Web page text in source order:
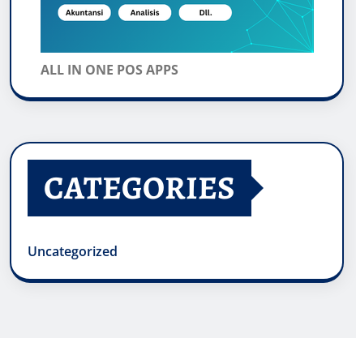
ALL IN ONE POS APPS
CATEGORIES
Uncategorized